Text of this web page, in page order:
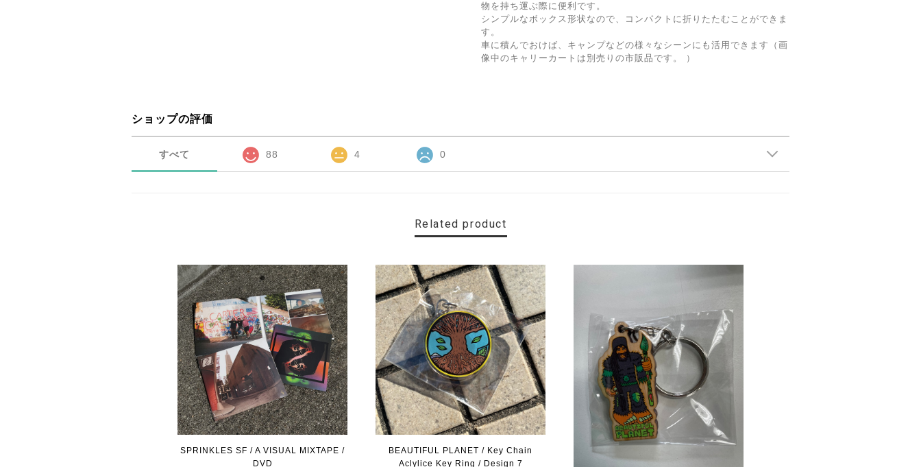
物を持ち運ぶ際に便利です。
シンプルなボックス形状なので、コンパクトに折りたたむことができま
す。
車に積んでおけば、キャンプなどの様々なシーンにも活用できます（画
像中のキャリーカートは別売りの市販品です。 ）
ショップの評価
すべて 88 4 0
Related product
SPRINKLES SF / A VISUAL MIXTAPE /
DVD
BEAUTIFUL PLANET / Key Chain
Aclylice Key Ring / Design 7